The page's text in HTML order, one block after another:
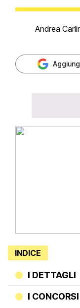
Andrea
INDICE
I DETTAGLI
I CONCORSI